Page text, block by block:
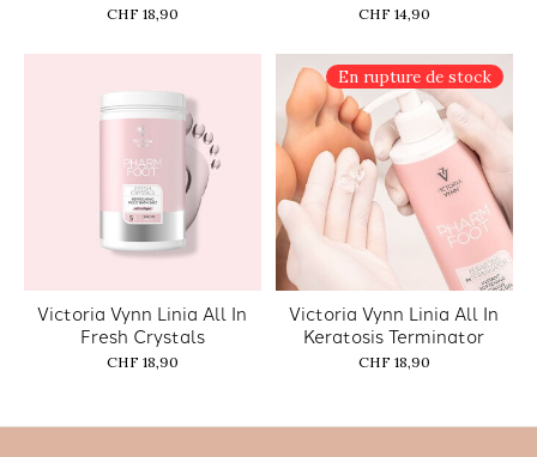
CHF 18,90 CHF 14,90
Victoria Vynn Linia All In
Fresh Crystals
CHF 18,90
En rupture de stock
Victoria Vynn Linia All In
Keratosis Terminator
CHF 18,90